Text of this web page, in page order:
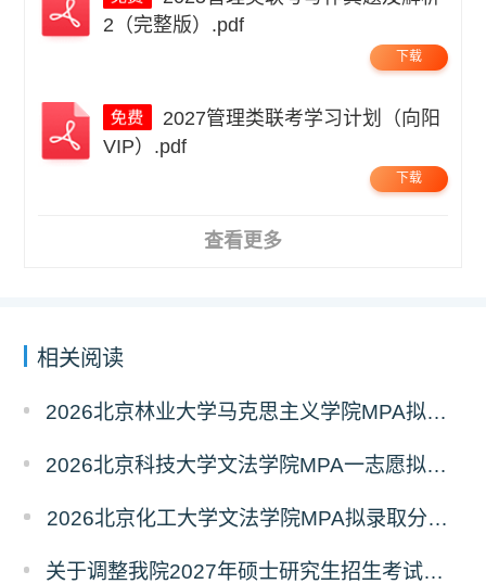
2（完整版）.pdf
下载
VIP）.pdf
下载
查看更多
相关阅读
2026北京林业大学马克思主义学院MPA拟录取分析解读
2026北京科技大学文法学院MPA一志愿拟录取分析解读
2026北京化工大学文法学院MPA拟录取分析解读
关于调整我院2027年硕士研究生招生考试科目及参考书的通知